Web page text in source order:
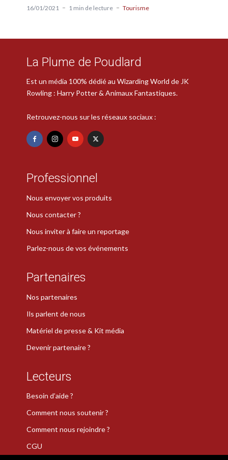
16/01/2021 1 min de lecture Tourisme
La Plume de Poudlard
Est un média 100% dédié au Wizarding World de JK
Rowling : Harry Potter & Animaux Fantastiques.
Retrouvez-nous sur les réseaux sociaux :
Professionnel
Nous envoyer vos produits
Nous contacter ?
Nous inviter à faire un reportage
Parlez-nous de vos événements
Partenaires
Nos partenaires
Ils parlent de nous
Matériel de presse & Kit média
Devenir partenaire ?
Lecteurs
Besoin d’aide ?
Comment nous soutenir ?
Comment nous rejoindre ?
CGU